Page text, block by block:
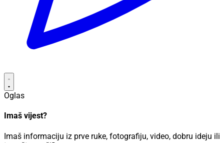
Oglas
Imaš vijest?
Imaš informaciju iz prve ruke, fotografiju, video, dobru ideju ili